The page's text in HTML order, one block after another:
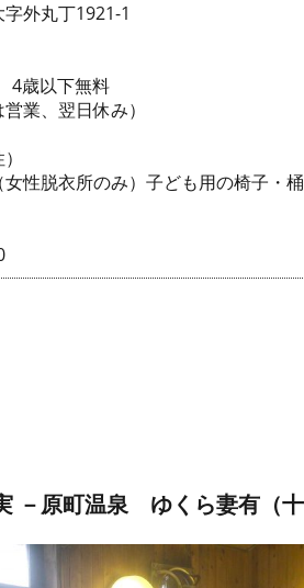
外丸丁1921-1
歳以下無料
業、翌日休み）
性脱衣所のみ）子ども用の椅子・桶
－原町温泉 ゆくら妻有（